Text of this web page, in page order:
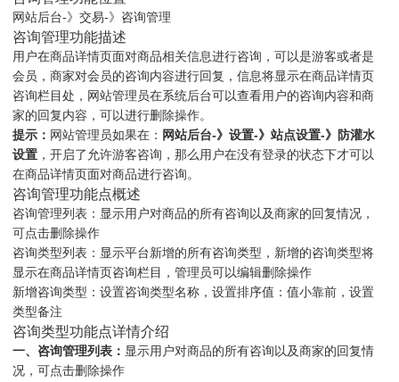
网站后台-》交易-》咨询管理
咨询管理功能描述
用户在商品详情页面对商品相关信息进行咨询，可以是游客或者是
会员，商家对会员的咨询内容进行回复，信息将显示在商品详情页
咨询栏目处，网站管理员在系统后台可以查看用户的咨询内容和商
家的回复内容，可以进行删除操作。
提示： 网站管理员如果在： 网站后台-》设置-》站点设置-》防灌水
设置 ，开启了允许游客咨询，那么用户在没有登录的状态下才可以
在商品详情页面对商品进行咨询。
咨询管理功能点概述
咨询管理列表：显示用户对商品的所有咨询以及商家的回复情况，
可点击删除操作
咨询类型列表：显示平台新增的所有咨询类型，新增的咨询类型将
显示在商品详情页咨询栏目，管理员可以编辑删除操作
新增咨询类型：设置咨询类型名称，设置排序值：值小靠前，设置
类型备注
咨询类型功能点详情介绍
一、咨询管理列表： 显示用户对商品的所有咨询以及商家的回复情
况，可点击删除操作